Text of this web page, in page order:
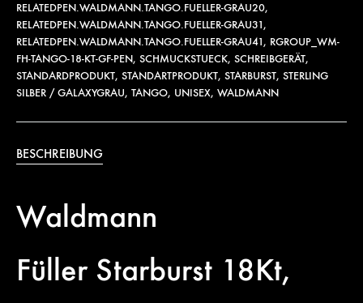
RELATEDPEN.WALDMANN.TANGO.FUELLER-GRAU20,
RELATEDPEN.WALDMANN.TANGO.FUELLER-GRAU31,
RELATEDPEN.WALDMANN.TANGO.FUELLER-GRAU41, RGROUP_WM-
FH-TANGO-18-KT-GF-PEN, SCHMUCKSTUECK, SCHREIBGERÄT,
STANDARDPRODUKT, STANDARTPRODUKT, STARBURST, STERLING
SILBER / GALAXYGRAU, TANGO, UNISEX, WALDMANN
BESCHREIBUNG
Waldmann
Füller Starburst 18Kt,